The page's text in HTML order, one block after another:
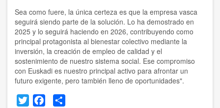
Sea como fuere, la única certeza es que la empresa vasca
seguirá siendo parte de la solución. Lo ha demostrado en
2025 y lo seguirá haciendo en 2026, contribuyendo como
principal protagonista al bienestar colectivo mediante la
inversión, la creación de empleo de calidad y el
sostenimiento de nuestro sistema social. Ese compromiso
con Euskadi es nuestro principal activo para afrontar un
futuro exigente, pero también lleno de oportunidades".
Twitter Facebook